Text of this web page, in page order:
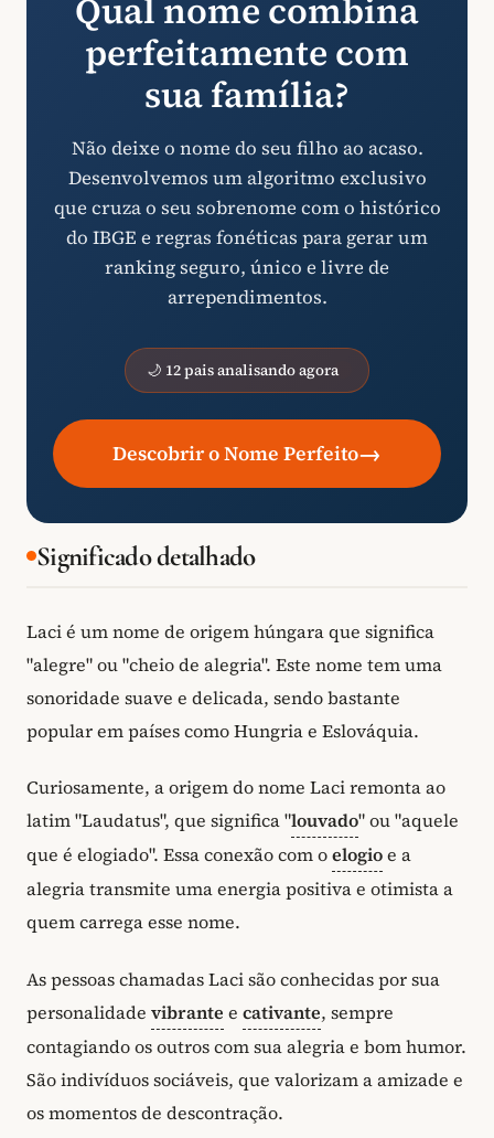
Qual nome combina
perfeitamente com
sua família?
Não deixe o nome do seu filho ao acaso.
Desenvolvemos um algoritmo exclusivo
que cruza o seu sobrenome com o histórico
do IBGE e regras fonéticas para gerar um
ranking seguro, único e livre de
arrependimentos.
🌙 12 pais analisando agora
Descobrir o Nome Perfeito→
Significado detalhado
Laci é um nome de origem húngara que significa
"alegre" ou "cheio de alegria". Este nome tem uma
sonoridade suave e delicada, sendo bastante
popular em países como Hungria e Eslováquia.
Curiosamente, a origem do nome Laci remonta ao
latim "Laudatus", que significa "louvado" ou "aquele
que é elogiado". Essa conexão com oelogioe a
alegria transmite uma energia positiva e otimista a
quem carrega esse nome.
As pessoas chamadas Laci são conhecidas por sua
personalidade vibrante e cativante, sempre
contagiando os outros com sua alegria e bom humor.
São indivíduos sociáveis, que valorizam a amizade e
os momentos de descontração.